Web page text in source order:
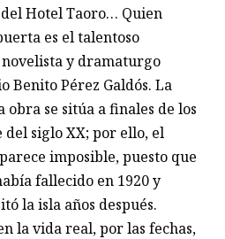
Hotel Taoro… Quien
es el talentoso
y dramaturgo
Benito Pérez Galdós. La
obra se sitúa a finales de los
del siglo XX; por ello, el
imposible, puesto que
fallecido en 1920 y
la isla años después.
la vida real, por las fechas,